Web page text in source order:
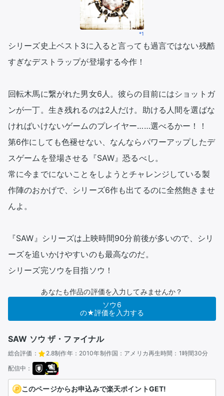
*1
シリーズ史上ベスト3に入ると言っても過言ではない残酷
すぎなデストラップが登場する今作！
回転木馬に繋がれた男女6人。彼らの目前にはショットガ
ンが一丁。生き残れるのは2人だけ。助ける人間を選ばな
ければいけないゲームのプレイヤー……選べるかー！！
第6作にしても色褪せない、なんならパワーアップしたデ
スゲームを登場させる『SAW』恐るべし。
常に今までにないことをしようとチャレンジしている製
作陣のおかげで、シリーズ6作も出てるのに全然飽きませ
んよ。
『SAW』シリーズは上映時間90分前後が多いので、シリ
ーズを追いかけやすいのも最高なのだ。
シリーズ完ソウを目指ソウ！
あなたも作品の評価を入力してみませんか？
ソウ6
の★評価を入力する
SAW ソウ ザ・ファイナル
総合評価： 2.8制作年： 2010年制作国： アメリカ再生時間： 1時間30分
配信中：
このページからお申込みで楽天ポイントGET!